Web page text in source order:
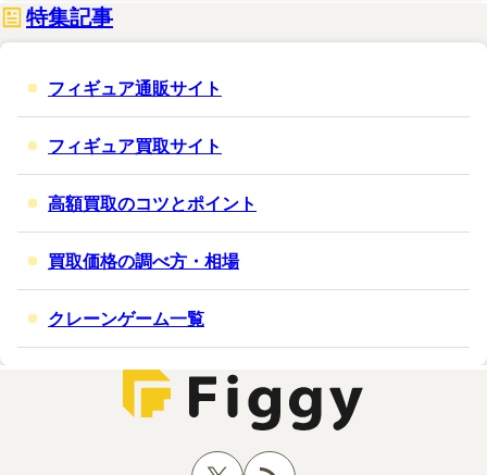
特集記事
フィギュア通販サイト
フィギュア買取サイト
高額買取のコツとポイント
買取価格の調べ方・相場
クレーンゲーム一覧